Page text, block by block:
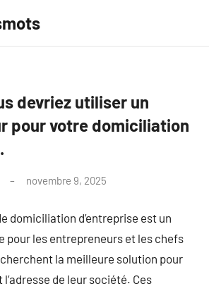
devriez utiliser un
pour votre domiciliation
novembre 9, 2025
domiciliation d’entreprise est un
pour les entrepreneurs et les chefs
la meilleure solution pour
de leur société. Ces